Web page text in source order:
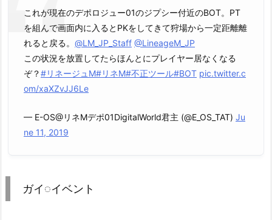
これが現在のデポロジュー01のジプシー付近のBOT。PT
を組んで画面内に入るとPKをしてきて狩場から一定距離離
れると戻る。 @LM_JP_Staff @LineageM_JP
この状況を放置してたらほんとにプレイヤー居なくなる
ぞ？#リネージュM#リネM#不正ツール#BOT pic.twitter.c
om/xaXZvJJ6Le
— E-OS@リネMデポ01DigitalWorld君主 (@E_OS_TAT) Ju
ne 11, 2019
ガイ◌イベント